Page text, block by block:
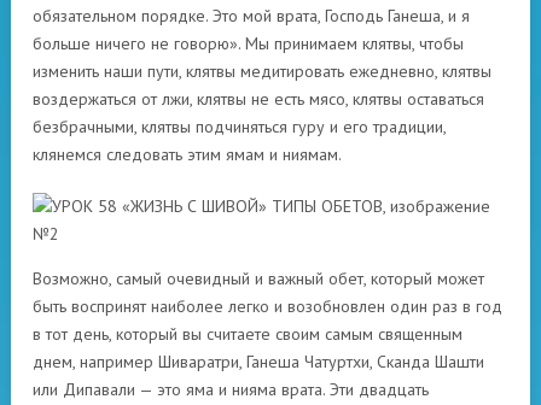
обязательном порядке. Это мой врата, Господь Ганеша, и я
больше ничего не говорю». Мы принимаем клятвы, чтобы
изменить наши пути, клятвы медитировать ежедневно, клятвы
воздержаться от лжи, клятвы не есть мясо, клятвы оставаться
безбрачными, клятвы подчиняться гуру и его традиции,
клянемся следовать этим ямам и ниямам.
Возможно, самый очевидный и важный обет, который может
быть воспринят наиболее легко и возобновлен один раз в год
в тот день, который вы считаете своим самым священным
днем, например Шиваратри, Ганеша Чатуртхи, Сканда Шашти
или Дипавали — это яма и нияма врата. Эти двадцать